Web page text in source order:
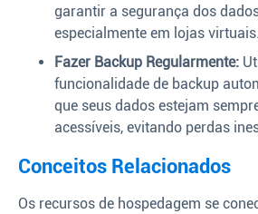
garantir a segurança dos
especialmente em lojas virtuais.
Fazer Backup Regularmente:
funcionalidade de backup
que seus dados estejam
acessíveis, evitando perdas
Conceitos Relacionados
Os recursos de hospedagem se